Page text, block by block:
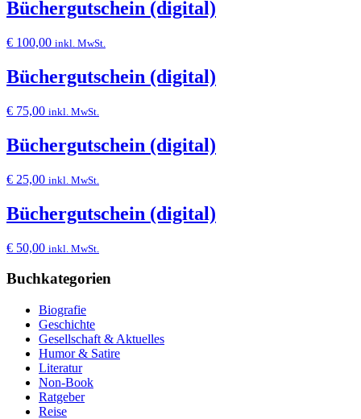
Büchergutschein (digital)
€ 100,00 inkl. MwSt.
Büchergutschein (digital)
€ 75,00 inkl. MwSt.
Büchergutschein (digital)
€ 25,00 inkl. MwSt.
Büchergutschein (digital)
€ 50,00 inkl. MwSt.
Buchkategorien
Biografie
Geschichte
Gesellschaft & Aktuelles
Humor & Satire
Literatur
Non-Book
Ratgeber
Reise